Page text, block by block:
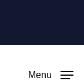
Menu